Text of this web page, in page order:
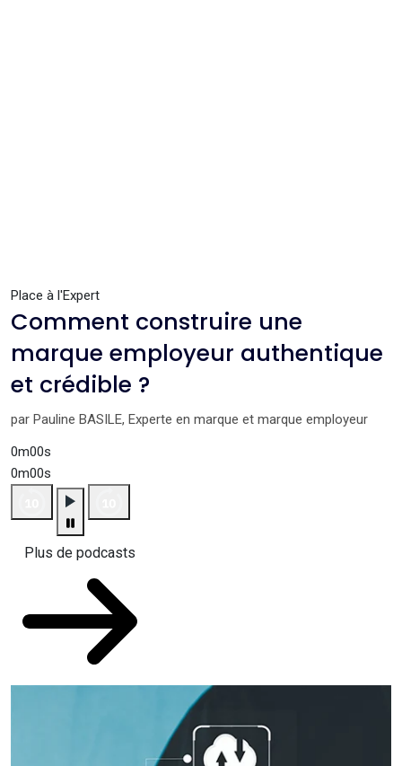
Place à l'Expert
Comment construire une
marque employeur authentique
et crédible ?
par Pauline BASILE, Experte en marque et marque employeur
0m00s
0m00s
Plus de podcasts